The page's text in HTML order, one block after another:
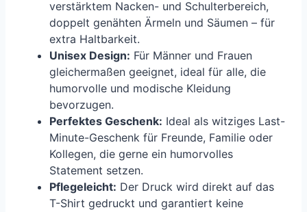
verstärktem Nacken- und Schulterbereich,
doppelt genähten Ärmeln und Säumen – für
extra Haltbarkeit.
Unisex Design: Für Männer und Frauen
gleichermaßen geeignet, ideal für alle, die
humorvolle und modische Kleidung
bevorzugen.
Perfektes Geschenk: Ideal als witziges Last-
Minute-Geschenk für Freunde, Familie oder
Kollegen, die gerne ein humorvolles
Statement setzen.
Pflegeleicht: Der Druck wird direkt auf das
T-Shirt gedruckt und garantiert keine